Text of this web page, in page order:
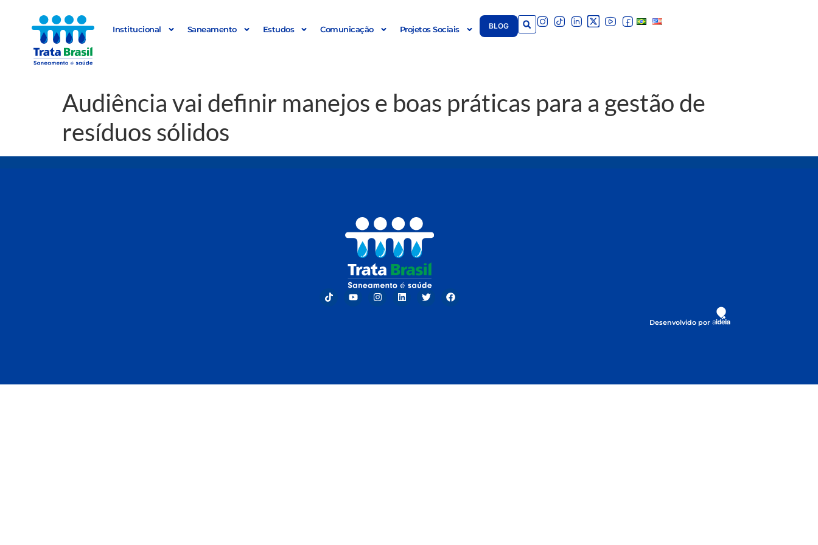
Institucional Saneamento Estudos Comunicação Projetos Sociais BLOG
Audiência vai definir manejos e boas práticas para a gestão de
resíduos sólidos
Desenvolvido por